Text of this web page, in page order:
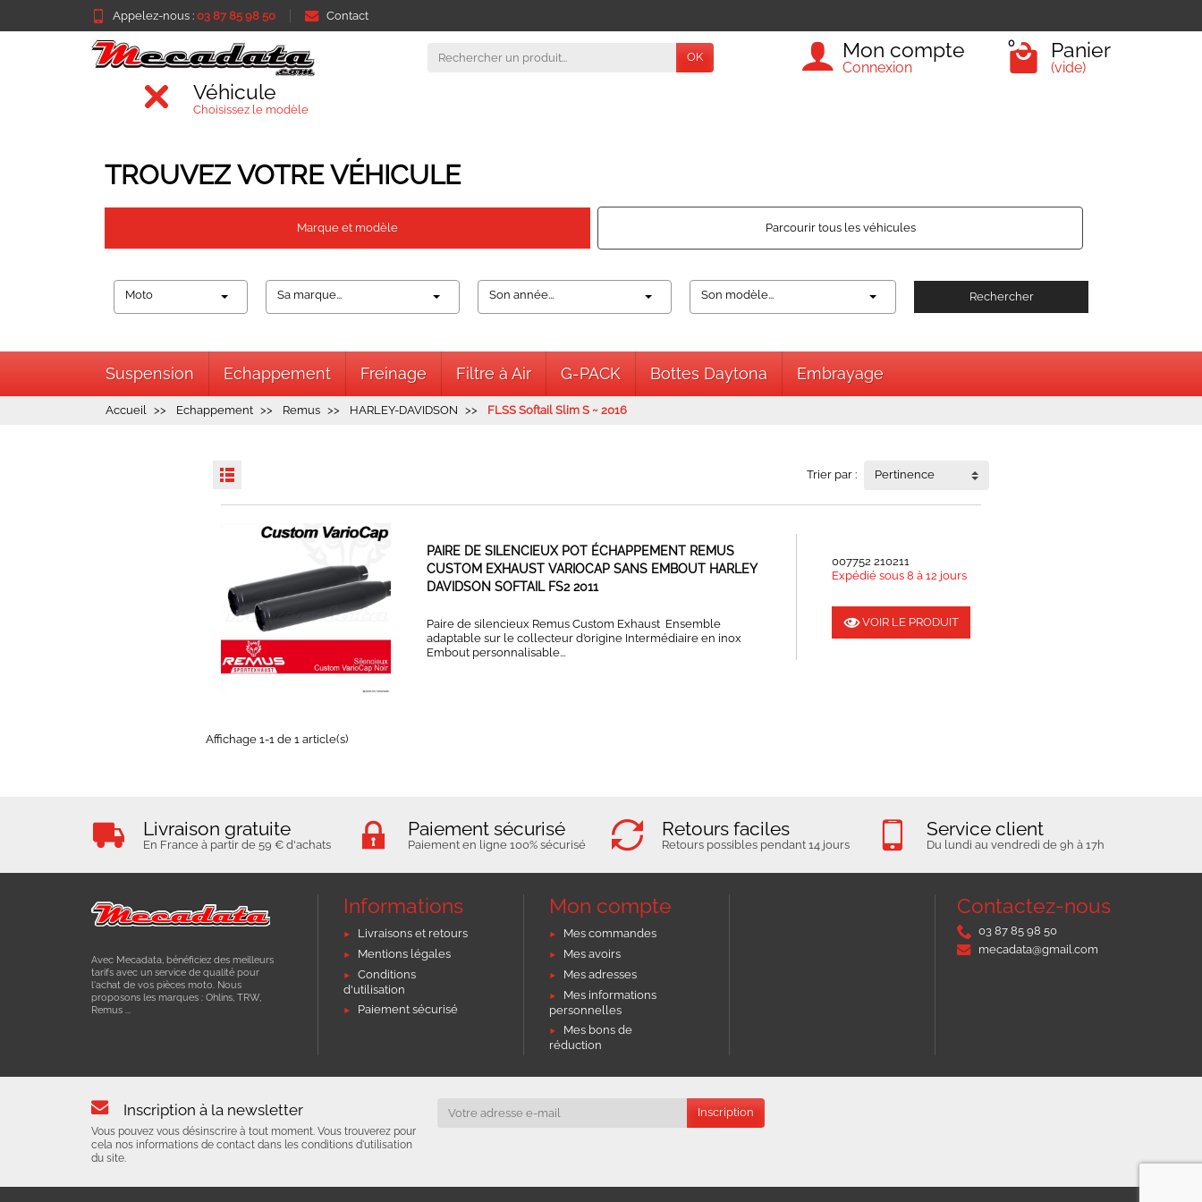
Appelez-nous : 03 87 85 98 50 Contact
OK Mon compte
Connexion
0 Panier
(vide)
Véhicule
Choisissez le modèle
TROUVEZ VOTRE VÉHICULE
Marque et modèle Parcourir tous les véhicules
Moto Sa marque... Son année... Son modèle... Rechercher
Suspension Echappement Freinage Filtre à Air G-PACK Bottes Daytona Embrayage
Accueil Echappement Remus HARLEY-DAVIDSON FLSS Softail Slim S ~ 2016
Trier par : Pertinence
PAIRE DE SILENCIEUX POT ÉCHAPPEMENT REMUS
CUSTOM EXHAUST VARIOCAP SANS EMBOUT HARLEY
DAVIDSON SOFTAIL FS2 2011
Paire de silencieux Remus Custom Exhaust Ensemble
adaptable sur le collecteur d’origine Intermédiaire en inox
Embout personnalisable...
007752 210211
Expédié sous 8 à 12 jours
VOIR LE PRODUIT
Affichage 1-1 de 1 article(s)
Livraison gratuite
En France à partir de 59 € d'achats
Paiement sécurisé
Paiement en ligne 100% sécurisé
Retours faciles
Retours possibles pendant 14 jours
Service client
Du lundi au vendredi de 9h à 17h
Avec Mecadata, bénéficiez des meilleurs
tarifs avec un service de qualité pour
l'achat de vos pièces moto. Nous
proposons les marques : Ohlins, TRW,
Remus ...
Informations
Livraisons et retours
Mentions légales
Conditions
d'utilisation
Paiement sécurisé
Mon compte
Mes commandes
Mes avoirs
Mes adresses
Mes informations
personnelles
Mes bons de
réduction
Contactez-nous
03 87 85 98 50
mecadata@gmail.com
Inscription à la newsletter
Vous pouvez vous désinscrire à tout moment. Vous trouverez pour
cela nos informations de contact dans les conditions d'utilisation
du site.